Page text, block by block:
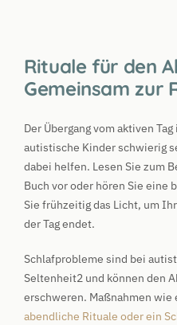
Rituale für den
Gemeinsam zur
Der Übergang vom aktiven
autistische Kinder schwierig
dabei helfen. Lesen Sie zum
Buch vor oder hören Sie eine
Sie frühzeitig das Licht, um
der Tag endet.
Schlafprobleme sind bei
Seltenheit2 und können den
erschweren. Maßnahmen wie
abendliche Rituale oder ein